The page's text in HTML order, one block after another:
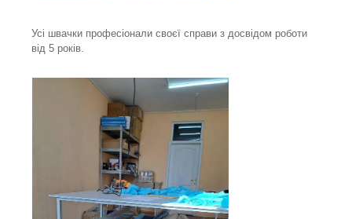
Усі швачки професіонали своєї справи з досвідом роботи
від 5 років.